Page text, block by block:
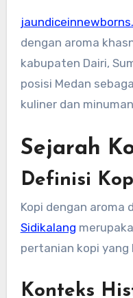
dengan aroma
kabupaten Dairi,
posisi Medan
kuliner dan
Sejarah
Definisi
Kopi dengan aroma
Sidikalang
pertanian kopi yang
Konteks